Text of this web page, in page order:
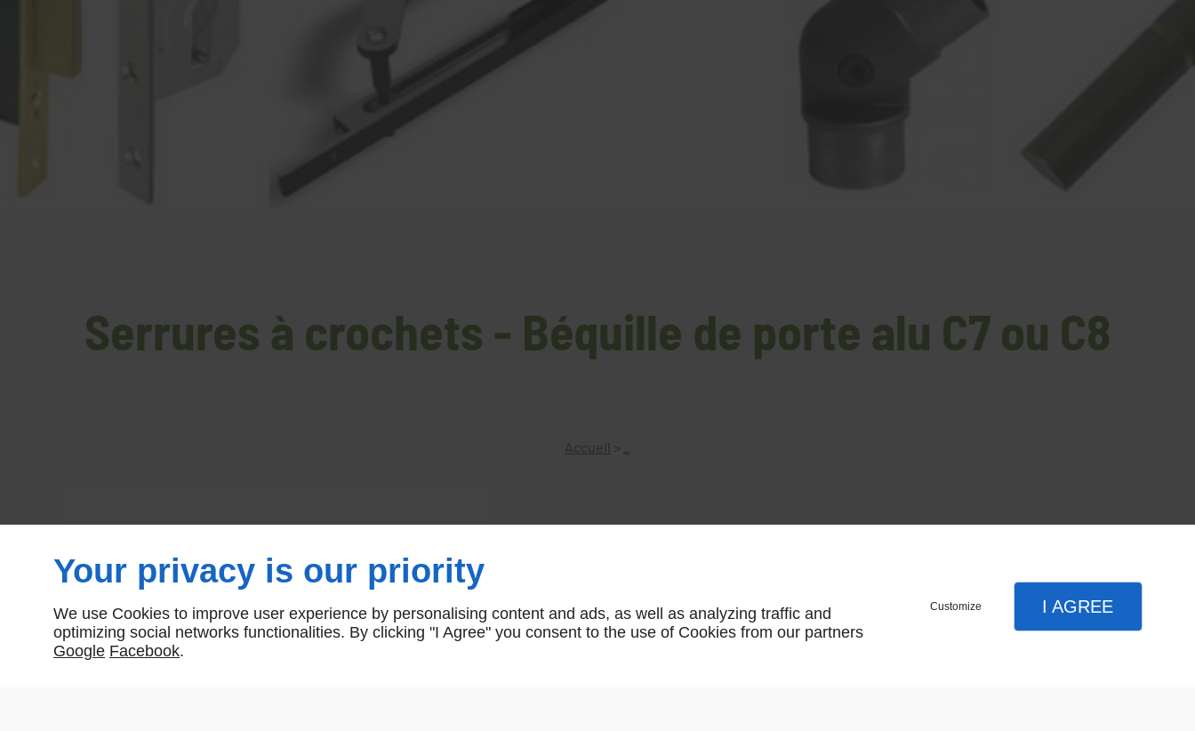
Serrures à crochets - Béquille de porte alu C7 ou C8
Accueil >
Your privacy is our priority
We use Cookies to improve user experience by personalising content and ads, as well as analyzing traffic and
optimizing social networks functionalities. By clicking "I Agree" you consent to the use of Cookies from our partners
Google Facebook.
Customize I AGREE